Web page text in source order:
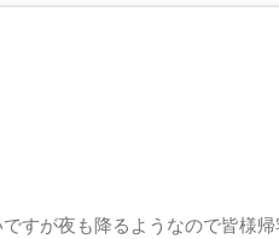
すが夜も降るようなので皆様